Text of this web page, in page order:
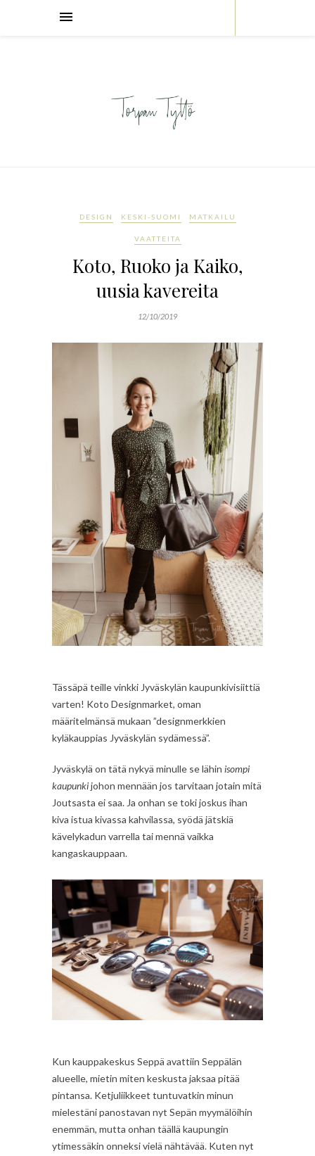
DESIGN KESKI-SUOMI MATKAILU
VAATTEITA
Koto, Ruoko ja Kaiko,
uusia kavereita
12/10/2019
Tässäpä teille vinkki Jyväskylän kaupunkivisiittiä
varten! Koto Designmarket, oman
määritelmänsä mukaan ”designmerkkien
kyläkauppias Jyväskylän sydämessä”.
Jyväskylä on tätä nykyä minulle se lähin isompi
kaupunkijohon mennään jos tarvitaan jotain mitä
Joutsasta ei saa. Ja onhan se toki joskus ihan
kiva istua kivassa kahvilassa, syödä jätskiä
kävelykadun varrella tai mennä vaikka
kangaskauppaan.
Kun kauppakeskus Seppä avattiin Seppälän
alueelle, mietin miten keskusta jaksaa pitää
pintansa. Ketjuliikkeet tuntuvatkin minun
mielestäni panostavan nyt Sepän myymälöihin
enemmän, mutta onhan täällä kaupungin
ytimessäkin onneksi vielä nähtävää. Kuten nyt